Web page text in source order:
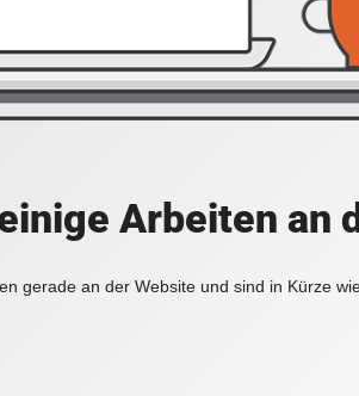
Arbeiten an
gerade an der Website und sind in Kürze